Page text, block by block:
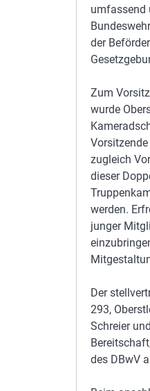
umfassend
der
Zum
wurde
zugleich
dieser
werden.
junger
Der
293,
Schreier
des DBwV